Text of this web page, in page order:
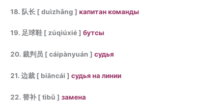
18. 队长 [ duìzhǎng ]капитан команды
19. 足球鞋 [ zúqiúxié ]бутсы
20. 裁判员 [ cáipànyuán ]судья
21. 边裁 [ biāncái ]судья на линии
22. 替补 [ tìbǔ ]замена